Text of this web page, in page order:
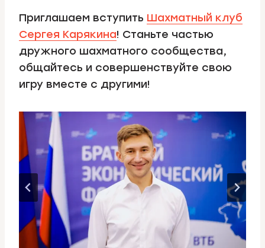
Приглашаем вступить Шахматный клуб
Сергея Карякина! Станьте частью
дружного шахматного сообщества,
общайтесь и совершенствуйте свою
игру вместе с другими!